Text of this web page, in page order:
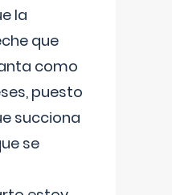
la
que
como
puesto
succiona
se